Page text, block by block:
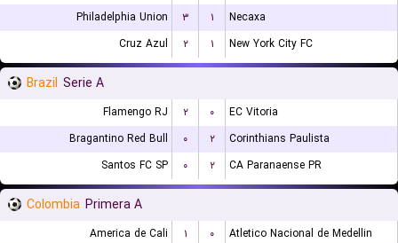
Philadelphia Union
۳ ۱
Necaxa
Cruz Azul
۲ ۱ New York City FC
Brazil Serie A
Flamengo RJ ۲ ۰
EC Vitoria
Bragantino Red Bull
۰ ۲
Corinthians Paulista
Santos FC SP
۰ ۲ CA Paranaense PR
Colombia Primera A
America de Cali ۱ ۰
Atletico Nacional de Medellin